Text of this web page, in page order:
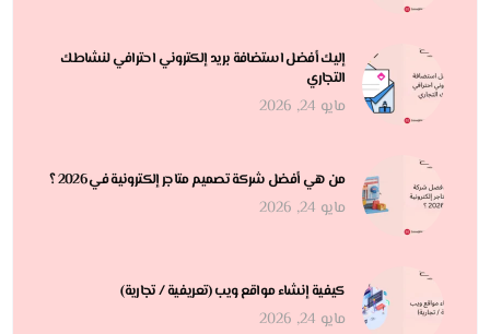
إليك أفضل استضافة بريد إلكتروني احترافي لنشاطك
التجاري
مايو 24, 2026
من هي أفضل شركة تصميم متاجر إلكترونية في 2026 ؟
مايو 24, 2026
كيفية إنشاء مواقع ويب (تعريفية / تجارية)
مايو 24, 2026